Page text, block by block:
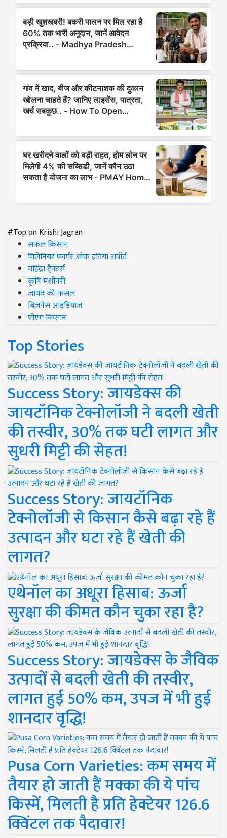
#Top on Krishi Jagran
सफल किसान
मिलेनियर फार्मर ऑफ इंडिया अवॉर्ड
महिंद्रा ट्रैक्टर्स
कृषि मशीनरी
जायद की फसल
बिज़नेस आइडियाज
पीएम किसान
Top Stories
Success Story: जायडेक्स की
जायटॉनिक टेक्नोलॉजी ने बदली खेती
की तस्वीर, 30% तक घटी लागत और
सुधरी मिट्टी की सेहत!
Success Story: जायटॉनिक
टेक्नोलॉजी से किसान कैसे बढ़ा रहे हैं
उत्पादन और घटा रहे हैं खेती की
लागत?
एथेनॉल का अधूरा हिसाब: ऊर्जा
सुरक्षा की कीमत कौन चुका रहा है?
Success Story: जायडेक्स के जैविक
उत्पादों से बदली खेती की तस्वीर,
लागत हुई 50% कम, उपज में भी हुई
शानदार वृद्धि!
Pusa Corn Varieties: कम समय में
तैयार हो जाती हैं मक्का की ये पांच
किस्में, मिलती है प्रति हेक्टेयर 126.6
क्विंटल तक पैदावार!